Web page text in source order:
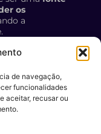
de navegação,
funcionalidades
aceitar, recusar ou
os
a